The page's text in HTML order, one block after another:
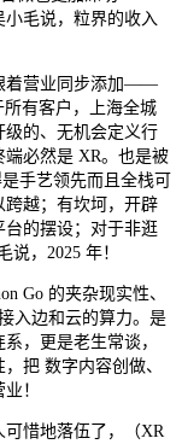
毛说，粒界的收入
着营业同步添加——
有客户，上海全城
的、无机会定义行
必然是 XR。也是被
手艺领先而且全栈可
越；有坎坷，开辟
的摆设；对于非逛
，2025 年！
Go 的夹杂现实性、
入边和云的算力。是
，更是老生常谈，
把 数字内容创做、
！
惜地落伍了，（XR